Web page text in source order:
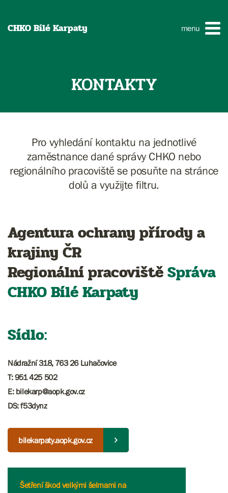
CHKO Bílé Karpaty menu
KONTAKTY
Pro vyhledání kontaktu na jednotlivé
zaměstnance dané správy CHKO nebo
regionálního pracoviště se posuňte na stránce
dolů a využijte filtru.
Agentura ochrany přírody a
krajiny ČR
Regionální pracovištěSpráva
CHKOBílé Karpaty
Sídlo:
Nádražní 318, 763 26 Luhačovice
T: 951 425 502
E: bilekarp@aopk.gov.cz
DS: f53dynz
bilekarpaty.aopk.gov.cz
Šetření škod velkými šelmami na